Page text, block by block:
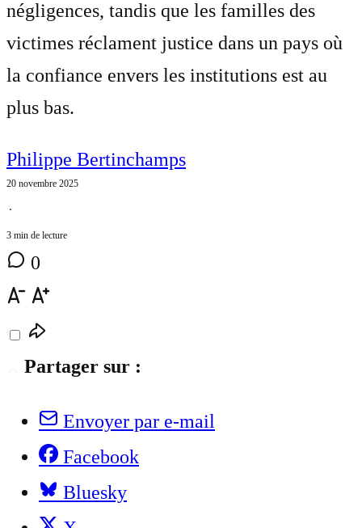
négligences, tandis que les familles des
victimes réclament justice dans un pays où
la confiance envers les institutions est au
plus bas.
Philippe Bertinchamps
20 novembre 2025
⋅
3 min de lecture
0
Partager sur :
Envoyer par e-mail
Facebook
Bluesky